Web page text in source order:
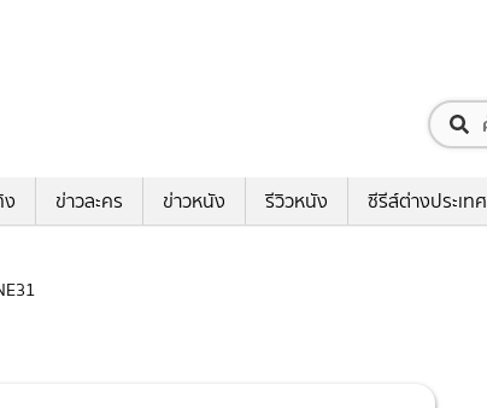
ง ข่าวละคร ข่าวหนัง รีวิวหนัง ซีรีส์ต่างประเทศ